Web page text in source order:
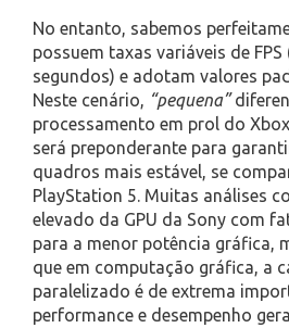
No entanto, sabemos
possuem taxas variáveis de
segundos) e adotam valores
Neste cenário, “pequena”
processamento em prol do
será preponderante para
quadros mais estável, se
PlayStation 5. Muitas análises
elevado da GPU da Sony com
para a menor potência gráfica,
que em computação gráfica, a
paralelizado é de extrema
performance e desempenho